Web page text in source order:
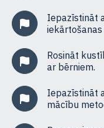
Iepazīstināt
Rosināt
ar bērniem.
Iepazīstināt
mācību